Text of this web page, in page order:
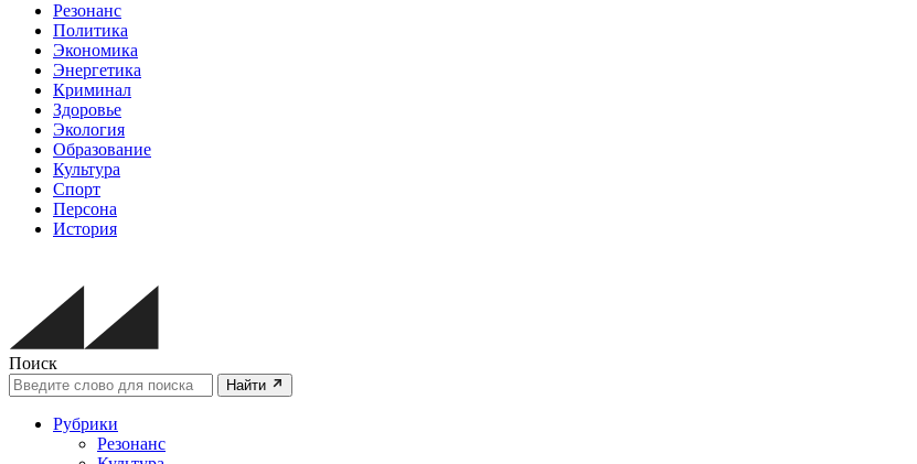
Резонанс
Политика
Экономика
Энергетика
Криминал
Здоровье
Экология
Образование
Культура
Спорт
Персона
История
Поиск
Найти
Рубрики
Резонанс